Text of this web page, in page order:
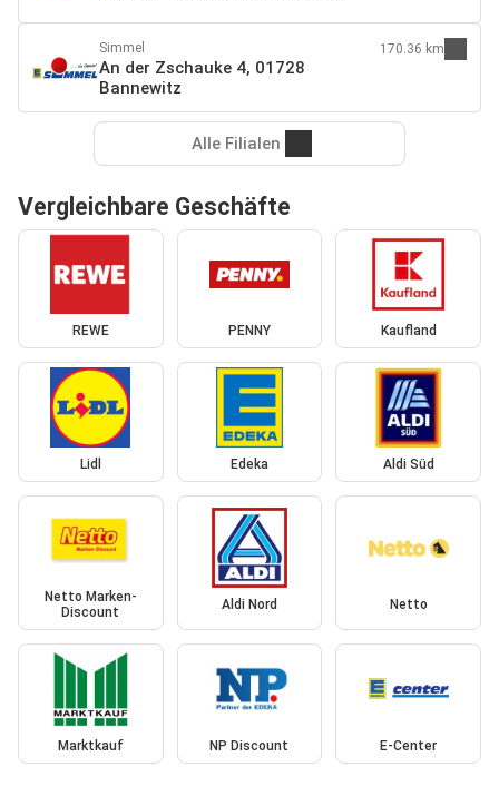
Simmel
An der Zschauke 4, 01728
Bannewitz
170.36 km
Alle Filialen
Vergleichbare Geschäfte
REWE PENNY Kaufland
Lidl Edeka Aldi Süd
Netto Marken-
Discount
Aldi Nord Netto
Marktkauf NP Discount E-Center